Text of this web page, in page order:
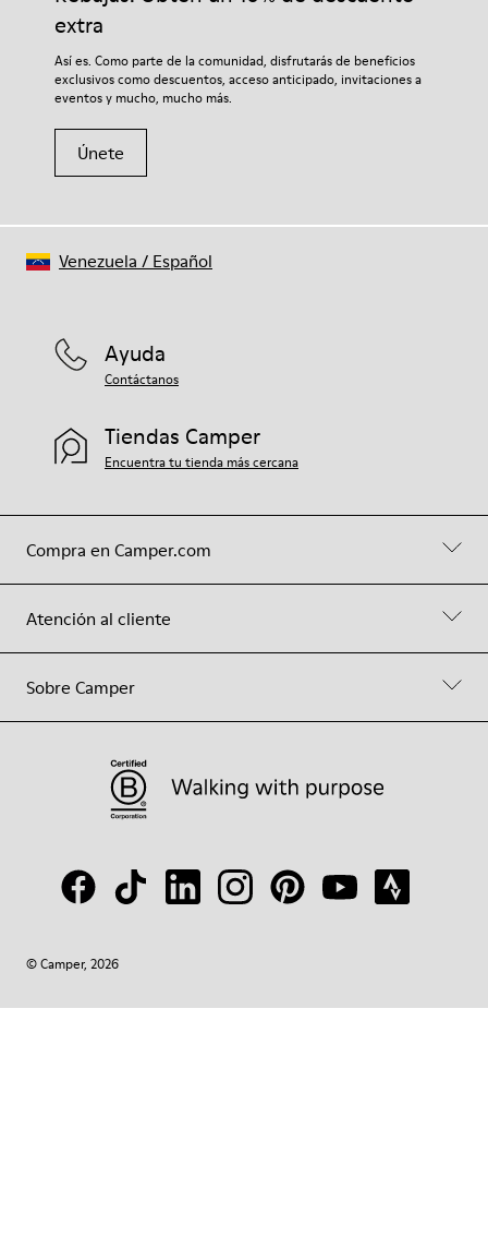
extra
Así es. Como parte de la comunidad, disfrutarás de beneficios
exclusivos como descuentos, acceso anticipado, invitaciones a
eventos y mucho, mucho más.
Únete
Compra en Camper.com
Atención al cliente
Sobre Camper
Ayuda
Contáctanos
Tiendas Camper
Encuentra tu tienda más cercana
© Camper, 2026
Venezuela / Español